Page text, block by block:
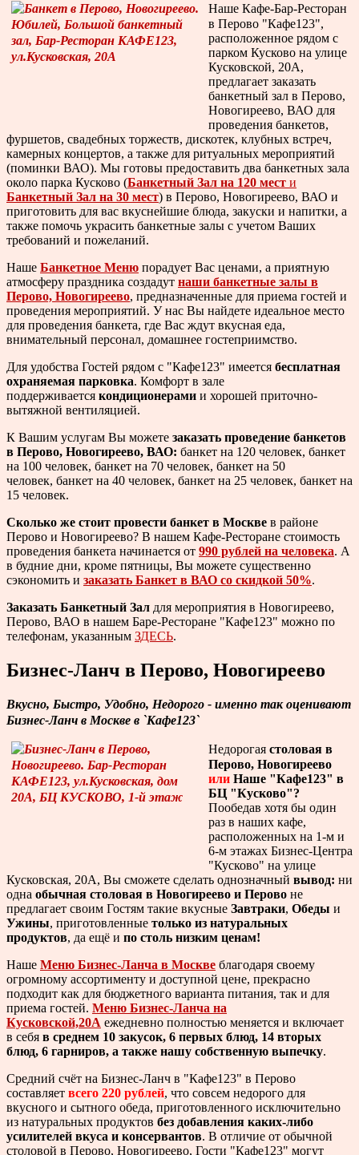
Наше Кафе-Бар-Ресторан
в Перово "Кафе123",
расположенное рядом с
парком Кусково на улице
Кусковской, 20А,
предлагает заказать
банкетный зал в Перово,
Новогиреево, ВАО для
проведения банкетов,
фуршетов, свадебных торжеств, дискотек, клубных встреч,
камерных концертов, а также для ритуальных мероприятий
(поминки ВАО). Мы готовы предоставить два банкетных зала
около парка Кусково (Банкетный Зал на 120 мест и
Банкетный Зал на 30 мест) в Перово, Новогиреево, ВАО и
приготовить для вас вкуснейшие блюда, закуски и напитки, а
также помочь украсить банкетные залы с учетом Ваших
требований и пожеланий.
Наше Банкетное Меню порадует Вас ценами, а приятную
атмосферу праздника создадут наши банкетные залы в
Перово, Новогиреево, предназначенные для приема гостей и
проведения мероприятий. У нас Вы найдете идеальное место
для проведения банкета, где Вас ждут вкусная еда,
внимательный персонал, домашнее гостеприимство.
Для удобства Гостей рядом с "Кафе123" имеется бесплатная
охраняемая парковка. Комфорт в зале
поддерживается кондиционерами и хорошей приточно-
вытяжной вентиляцией.
К Вашим услугам Вы можете заказать проведение банкетов
в Перово, Новогиреево, ВАО: банкет на 120 человек, банкет
на 100 человек, банкет на 70 человек, банкет на 50
человек, банкет на 40 человек, банкет на 25 человек, банкет на
15 человек.
Сколько же стоит провести банкет в Москве в районе
Перово и Новогиреево? В нашем Кафе-Ресторане стоимость
проведения банкета начинается от 990 рублей на человека. А
в будние дни, кроме пятницы, Вы можете существенно
сэкономить и заказать Банкет в ВАО со скидкой 50%.
Заказать Банкетный Зал для мероприятия в Новогиреево,
Перово, ВАО в нашем Баре-Ресторане "Кафе123" можно по
телефонам, указанным ЗДЕСЬ.
Бизнес-Ланч в Перово, Новогиреево
Вкусно, Быстро, Удобно, Недорого - именно так оценивают
Бизнес-Ланч в Москве в `Кафе123`
Недорогая столовая в
Перово, Новогиреево
или Наше "Кафе123" в
БЦ "Кусково"?
Пообедав хотя бы один
раз в наших кафе,
расположенных на 1-м и
6-м этажах Бизнес-Центра
"Кусково" на улице
Кусковская, 20А, Вы сможете сделать однозначный вывод: ни
одна обычная столовая в Новогиреево и Перово не
предлагает своим Гостям такие вкусные Завтраки, Обеды и
Ужины, приготовленные только из натуральных
продуктов, да ещё и по столь низким ценам!
Наше Меню Бизнес-Ланча в Москве благодаря своему
огромному ассортименту и доступной цене, прекрасно
подходит как для бюджетного варианта питания, так и для
приема гостей. Меню Бизнес-Ланча на
Кусковской,20А ежедневно полностью меняется и включает
в себя в среднем 10 закусок, 6 первых блюд, 14 вторых
блюд, 6 гарниров, а также нашу собственную выпечку.
Средний счёт на Бизнес-Ланч в "Кафе123" в Перово
составляет всего 220 рублей, что совсем недорого для
вкусного и сытного обеда, приготовленного исключительно
из натуральных продуктов без добавления каких-либо
усилителей вкуса и консервантов. В отличие от обычной
столовой в Перово, Новогиреево, Гости "Кафе123" могут